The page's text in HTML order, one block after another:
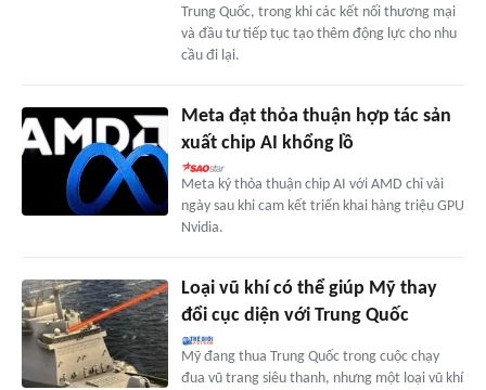
Trung Quốc, trong khi các kết nối thương mại
và đầu tư tiếp tục tạo thêm động lực cho nhu
cầu đi lại.
Meta đạt thỏa thuận hợp tác sản
xuất chip AI khổng lồ
Meta ký thỏa thuận chip AI với AMD chỉ vài
ngày sau khi cam kết triển khai hàng triệu GPU
Nvidia.
Loại vũ khí có thể giúp Mỹ thay
đổi cục diện với Trung Quốc
Mỹ đang thua Trung Quốc trong cuộc chạy
đua vũ trang siêu thanh, nhưng một loại vũ khí